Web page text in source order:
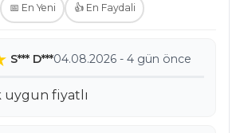
📅 En Yeni 👍 En Faydali
S*** D***04.08.2026 - 4 gün önce
uygun fiyatlı